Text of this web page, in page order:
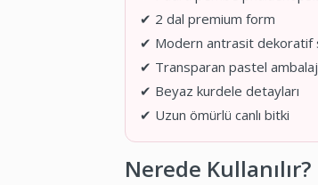
✔ 2 dal premium form
✔ Modern antrasit dekoratif
✔ Transparan pastel ambalaj
✔ Beyaz kurdele detayları
✔ Uzun ömürlü canlı bitki
Nerede Kullanılır?